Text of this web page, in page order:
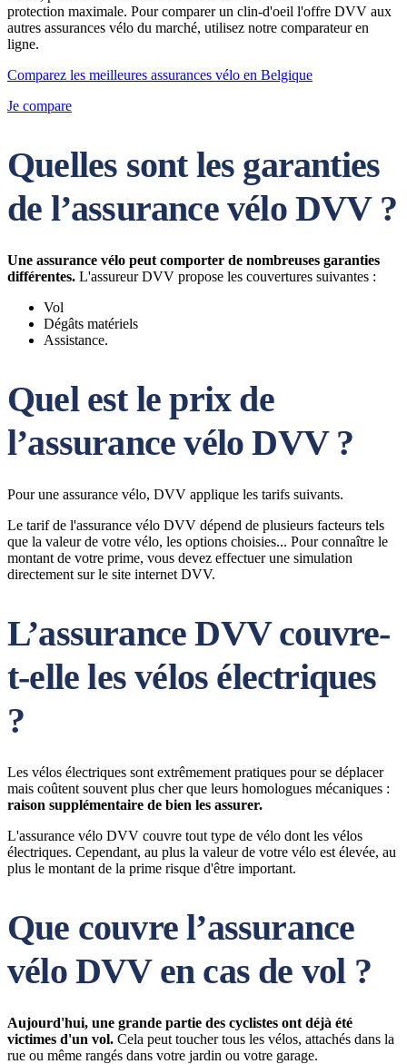
protection maximale. Pour comparer un clin-d'oeil l'offre DVV aux
autres assurances vélo du marché, utilisez notre comparateur en
ligne.
Comparez les meilleures assurances vélo en Belgique
Je compare
Quelles sont les garanties
de l’assurance vélo DVV ?
Une assurance vélo peut comporter de nombreuses garanties
différentes. L'assureur DVV propose les couvertures suivantes :
Vol
Dégâts matériels
Assistance.
Quel est le prix de
l’assurance vélo DVV ?
Pour une assurance vélo, DVV applique les tarifs suivants.
Le tarif de l'assurance vélo DVV dépend de plusieurs facteurs tels
que la valeur de votre vélo, les options choisies... Pour connaître le
montant de votre prime, vous devez effectuer une simulation
directement sur le site internet DVV.
L’assurance DVV couvre-
t-elle les vélos électriques
?
Les vélos électriques sont extrêmement pratiques pour se déplacer
mais coûtent souvent plus cher que leurs homologues mécaniques :
raison supplémentaire de bien les assurer.
L'assurance vélo DVV couvre tout type de vélo dont les vélos
électriques. Cependant, au plus la valeur de votre vélo est élevée, au
plus le montant de la prime risque d'être important.
Que couvre l’assurance
vélo DVV en cas de vol ?
Aujourd'hui, une grande partie des cyclistes ont déjà été
victimes d'un vol. Cela peut toucher tous les vélos, attachés dans la
rue ou même rangés dans votre jardin ou votre garage.